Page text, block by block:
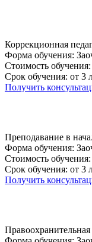
Коррекционная
Форма обучения:
Стоимость
Срок обучения: от 3
Получить
Преподавание в
Форма обучения:
Стоимость
Срок обучения: от 3
Получить
Правоохранительная